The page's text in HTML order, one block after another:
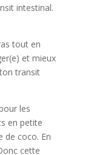
intestinal.
tout en
et mieux
transit
les
en petite
de coco. En
cette